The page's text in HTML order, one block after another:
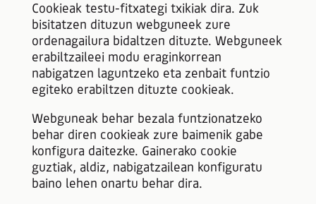
Cookieak testu-fitxategi txikiak dira. Zuk
bisitatzen dituzun webguneek zure
ordenagailura bidaltzen dituzte. Webguneek
erabiltzaileei modu eraginkorrean
nabigatzen laguntzeko eta zenbait funtzio
egiteko erabiltzen dituzte cookieak.
Webguneak behar bezala funtzionatzeko
behar diren cookieak zure baimenik gabe
konfigura daitezke. Gainerako cookie
guztiak, aldiz, nabigatzailean konfiguratu
baino lehen onartu behar dira.